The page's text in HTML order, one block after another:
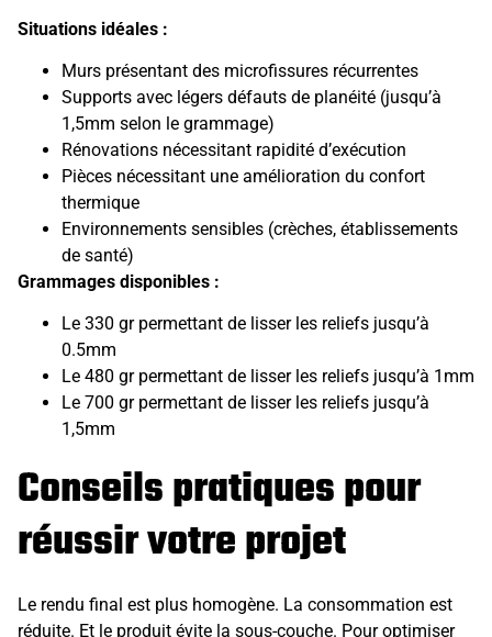
Situations idéales :
Murs présentant des microfissures récurrentes
Supports avec légers défauts de planéité (jusqu’à
1,5mm selon le grammage)
Rénovations nécessitant rapidité d’exécution
Pièces nécessitant une amélioration du confort
thermique
Environnements sensibles (crèches, établissements
de santé)
Grammages disponibles :
Le 330 gr permettant de lisser les reliefs jusqu’à
0.5mm
Le 480 gr permettant de lisser les reliefs jusqu’à 1mm
Le 700 gr permettant de lisser les reliefs jusqu’à
1,5mm
Conseils pratiques pour
réussir votre projet
Le rendu final est plus homogène. La consommation est
réduite. Et le produit évite la sous-couche. Pour optimiser